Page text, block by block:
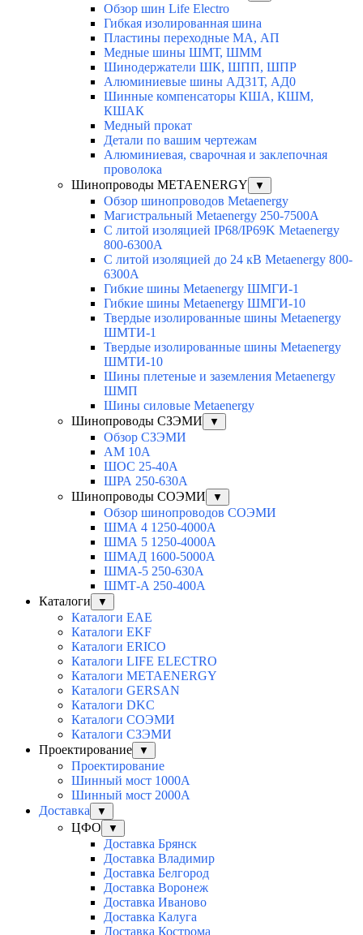
Обзор шин Life Electro
Гибкая изолированная шина
Пластины переходные МА, АП
Медные шины ШМТ, ШММ
Шинодержатели ШК, ШПП, ШПР
Алюминиевые шины АД31Т, АД0
Шинные компенсаторы КША, КШМ,
КШАК
Медный прокат
Детали по вашим чертежам
Алюминиевая, cварочная и заклепочная
проволока
Шинопроводы METAENERGY
▼
Обзор шинопроводов Metaenergy
Магистральный Metaenergy 250-7500A
С литой изоляцией IP68/IP69K Metaenergy
800-6300A
С литой изоляцией до 24 кВ Metaenergy 800-
6300A
Гибкие шины Metaenergy ШМГИ-1
Гибкие шины Metaenergy ШМГИ-10
Твердые изолированные шины Metaenergy
ШМТИ-1
Твердые изолированные шины Metaenergy
ШМТИ-10
Шины плетеные и заземления Metaenergy
ШМП
Шины силовые Metaenergy
Шинопроводы СЗЭМИ
▼
Обзор СЗЭМИ
АМ 10А
ШОС 25-40А
ШРА 250-630А
Шинопроводы СОЭМИ
▼
Обзор шинопроводов СОЭМИ
ШМА 4 1250-4000А
ШМА 5 1250-4000А
ШМАД 1600-5000А
ШМА-5 250-630А
ШМТ-А 250-400А
Каталоги
▼
Каталоги EAE
Каталоги EKF
Каталоги ERICO
Каталоги LIFE ELECTRO
Каталоги METAENERGY
Каталоги GERSAN
Каталоги DKC
Каталоги СОЭМИ
Каталоги СЗЭМИ
Проектирование
▼
Проектирование
Шинный мост 1000А
Шинный мост 2000А
Доставка
▼
ЦФО ▼
Доставка Брянск
Доставка Владимир
Доставка Белгород
Доставка Воронеж
Доставка Иваново
Доставка Калуга
Доставка Кострома